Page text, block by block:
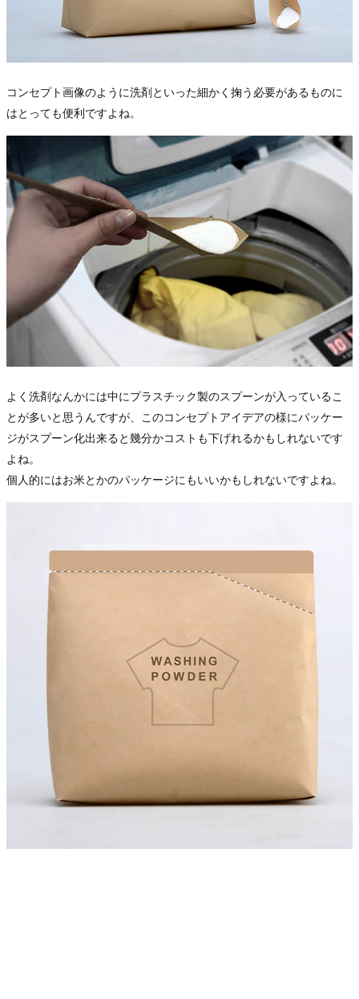
コンセプト画像のように洗剤といった細かく掬う必要があるものに
はとっても便利ですよね。
よく洗剤なんかには中にプラスチック製のスプーンが入っているこ
とが多いと思うんですが、このコンセプトアイデアの様にパッケー
ジがスプーン化出来ると幾分かコストも下げれるかもしれないです
よね。
個人的にはお米とかのパッケージにもいいかもしれないですよね。